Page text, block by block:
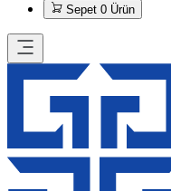
Sepet 0 Ürün